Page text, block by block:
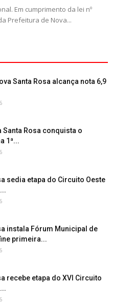
Em cumprimento da lei nº
Prefeitura de Nova...
Santa Rosa alcança nota 6,9
Santa Rosa conquista o
1ª...
sedia etapa do Circuito Oeste
instala Fórum Municipal de
primeira...
recebe etapa do XVI Circuito